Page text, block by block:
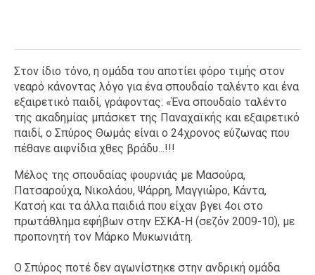
Στον ίδιο τόνο, η ομάδα του αποτίει φόρο τιμής στον
νεαρό κάνοντας λόγο για ένα σπουδαίο ταλέντο και ένα
εξαιρετικό παιδί, γράφοντας: «Ένα σπουδαίο ταλέντο
της ακαδημίας μπάσκετ της Παναχαϊκής και εξαιρετικό
παιδί, ο Σπύρος Θωμάς είναι ο 24χρονος εύζωνας που
πέθανε αιφνίδια χθες βράδυ...!!!
Μέλος της σπουδαίας φουρνιάς με Μασούρα,
Πατσαρούχα, Νικολάου, Ψάρρη, Μαγγιώρο, Κάντα,
Κατσή και τα άλλα παιδιά που είχαν βγει 4οι στο
πρωτάθλημα εφήβων στην ΕΣΚΑ-Η (σεζόν 2009-10), με
προπονητή τον Μάρκο Μυκωνιάτη.
Ο Σπύρος ποτέ δεν αγωνίστηκε στην ανδρική ομάδα